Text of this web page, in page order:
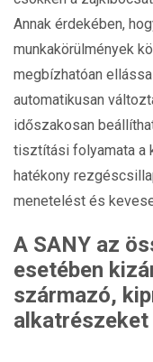
Annak érdekében,
munkakörülmények
megbízhatóan
automatikusan
időszakosan
tisztítási folyamata a
hatékony
menetelést és
A SANY az
esetében
származó,
alkatrészeket